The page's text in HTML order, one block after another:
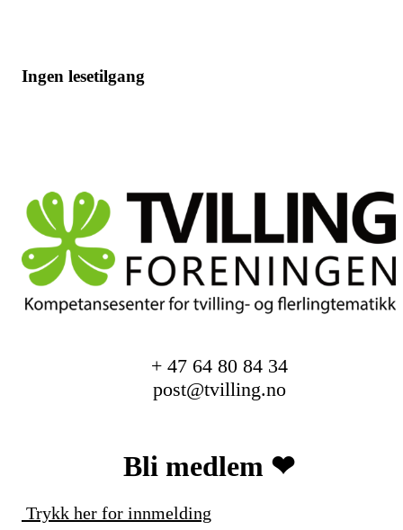
Ingen lesetilgang
+ 47 64 80 84 34
post@tvilling.no
Bli medlem ❤︎
Trykk her for innmelding